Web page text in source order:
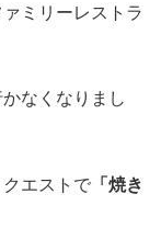
ミリーレストラ
なくなりまし
エストで 「焼き